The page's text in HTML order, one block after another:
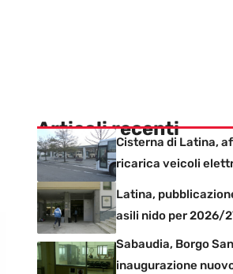
Articoli recenti
Cisterna di Latina,
ricarica veicoli
Latina,
asili nido per 2026/
Sabaudia, Borgo
inaugurazione